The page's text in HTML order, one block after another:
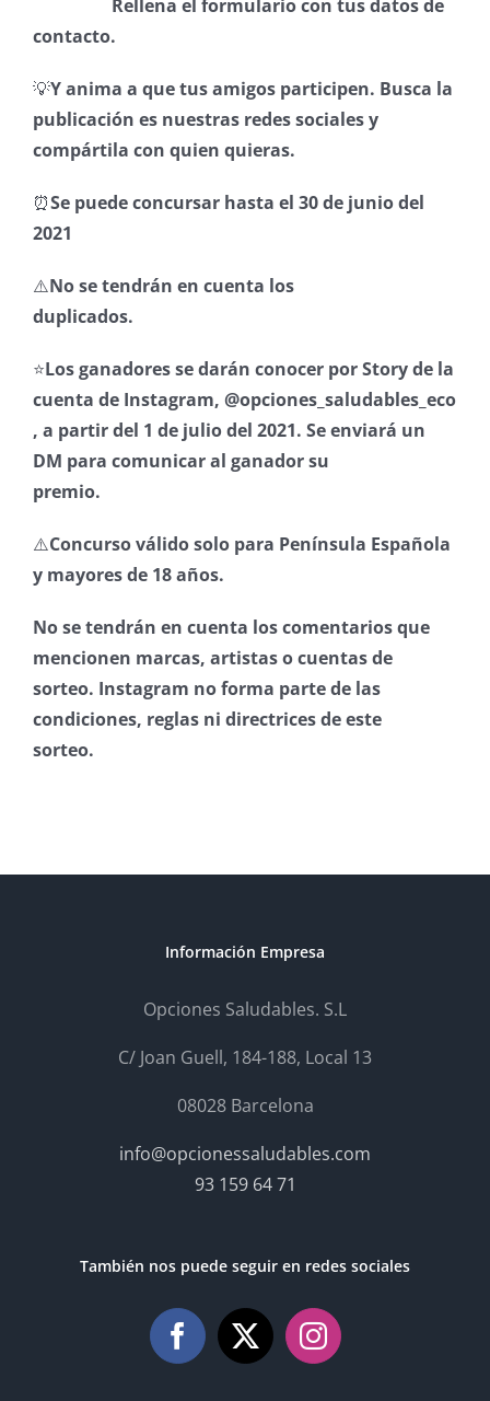
Rellena el formulario con tus datos de
contacto.
💡Y anima a que tus amigos participen. Busca la
publicación es nuestras redes sociales y
compártila con quien quieras.
⏰Se puede concursar hasta el 30 de junio del
2021
⚠️No se tendrán en cuenta los
duplicados.
⭐Los ganadores se darán conocer por Story de la
cuenta de Instagram, @opciones_saludables_eco
, a partir del 1 de julio del 2021. Se enviará un
DM para comunicar al ganador su
premio.
⚠️Concurso válido solo para Península Española
y mayores de 18 años.
No se tendrán en cuenta los comentarios que
mencionen marcas, artistas o cuentas de
sorteo. Instagram no forma parte de las
condiciones, reglas ni directrices de este
sorteo.
Información Empresa
Opciones Saludables. S.L
C/ Joan Guell, 184-188, Local 13
08028 Barcelona
info@opcionessaludables.com
93 159 64 71
También nos puede seguir en redes sociales